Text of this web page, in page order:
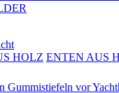
HOLZ ENTEN AUS